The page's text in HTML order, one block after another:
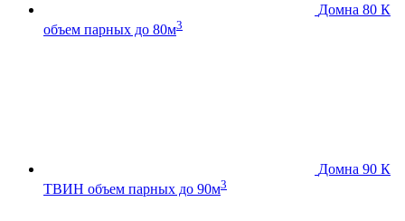
Домна 80 К
объем парных до 80м3
Домна 90 К
ТВИН объем парных до 90м3